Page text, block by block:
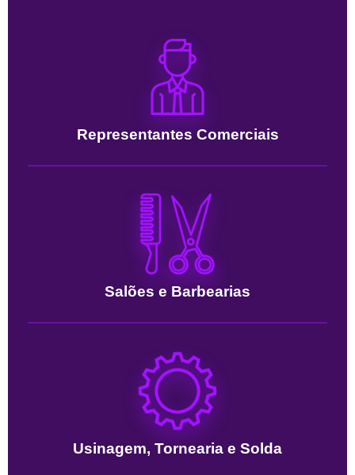
Representantes Comerciais
Salões e Barbearias
Usinagem, Tornearia e Solda